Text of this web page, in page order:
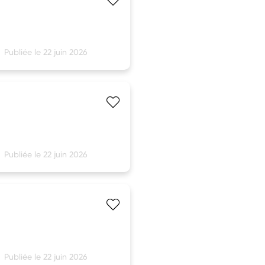
Publiée le 22 juin 2026
Publiée le 22 juin 2026
Publiée le 22 juin 2026